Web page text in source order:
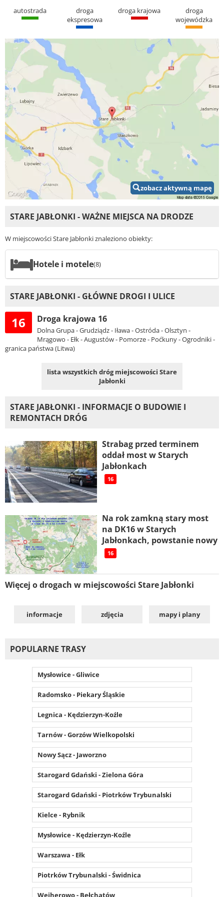
autostrada
droga
ekspresowa
droga krajowa
droga
wojewódzka
zobacz aktywną mapę
STARE JABŁONKI - WAŻNE MIEJSCA NA DRODZE
W miejscowości Stare Jabłonki znaleziono obiekty:
Hotele i motele(8)
STARE JABŁONKI - GŁÓWNE DROGI I ULICE
16 Droga krajowa 16
Dolna Grupa - Grudziądz - Iława - Ostróda - Olsztyn -
Mrągowo - Ełk - Augustów - Pomorze - Poćkuny - Ogrodniki -
granica państwa (Litwa)
lista wszystkich dróg miejscowości Stare
Jabłonki
STARE JABŁONKI - INFORMACJE O BUDOWIE I
REMONTACH DRÓG
Strabag przed terminem
oddał most w Starych
Jabłonkach
16
Na rok zamkną stary most
na DK16 w Starych
Jabłonkach, powstanie nowy
16
Więcej o drogach w miejscowości Stare Jabłonki
informacje zdjęcia mapy i plany
POPULARNE TRASY
Mysłowice - Gliwice
Radomsko - Piekary Śląskie
Legnica - Kędzierzyn-Koźle
Tarnów - Gorzów Wielkopolski
Nowy Sącz - Jaworzno
Starogard Gdański - Zielona Góra
Starogard Gdański - Piotrków Trybunalski
Kielce - Rybnik
Mysłowice - Kędzierzyn-Koźle
Warszawa - Ełk
Piotrków Trybunalski - Świdnica
Wejherowo - Bełchatów